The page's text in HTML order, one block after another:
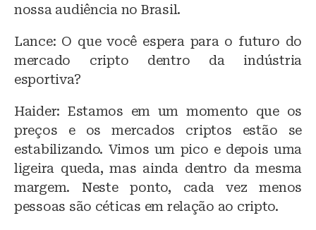
nossa audiência no Brasil.
Lance: O que você espera para o futuro do
mercado cripto dentro da indústria
esportiva?
Haider: Estamos em um momento que os
preços e os mercados criptos estão se
estabilizando. Vimos um pico e depois uma
ligeira queda, mas ainda dentro da mesma
margem. Neste ponto, cada vez menos
pessoas são céticas em relação ao cripto.